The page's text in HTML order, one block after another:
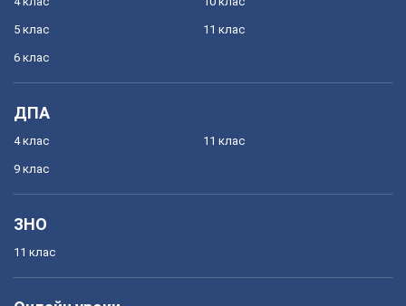
5 клас
6 клас
11 клас
ДПА
4 клас
9 клас
11 клас
ЗНО
11 клас